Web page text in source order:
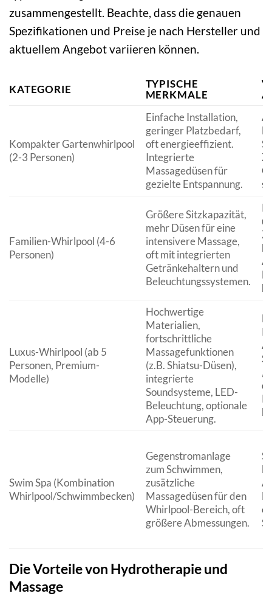
zusammengestellt. Beachte, dass die genauen
Spezifikationen und Preise je nach Hersteller und
aktuellem Angebot variieren können.
KATEGORIE
TYPISCHE
MERKMALE
Kompakter Gartenwhirlpool
(2-3 Personen)
Einfache Installation,
geringer Platzbedarf,
oft energieeffizient.
Integrierte
Massagedüsen für
gezielte Entspannung.
Familien-Whirlpool (4-6
Personen)
Größere Sitzkapazität,
mehr Düsen für eine
intensivere Massage,
oft mit integrierten
Getränkehaltern und
Beleuchtungssystemen.
Luxus-Whirlpool (ab 5
Personen, Premium-
Modelle)
Hochwertige
Materialien,
fortschrittliche
Massagefunktionen
(z.B. Shiatsu-Düsen),
integrierte
Soundsysteme, LED-
Beleuchtung, optionale
App-Steuerung.
Swim Spa (Kombination
Whirlpool/Schwimmbecken)
Gegenstromanlage
zum Schwimmen,
zusätzliche
Massagedüsen für den
Whirlpool-Bereich, oft
größere Abmessungen.
Die Vorteile von Hydrotherapie und
Massage